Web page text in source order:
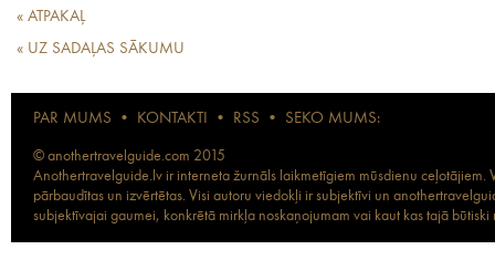
« ATPAKAĻ
« UZ SADAĻAS SĀKUMU
PAR MUMS • KONTAKTI • RSS • SEKO MUMS:
© anothertravelguide.com 2015
Anothertravelguide.lv ir interneta žurnāls laikmetīgiem mūsdienu
pārbaudītas un izvērtētas. Visi autoru viedokļi ir subjektīvi un
subjektīvajai gaumei, konkrētā mirkļa noskaņojumam vai kaut kas tajā